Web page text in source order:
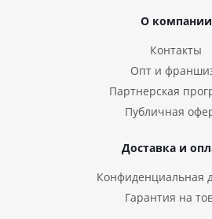
О компании
Контакты
Опт и
Партнерская
Публичная
Доставка и
Конфиденциальная
Гарантия на